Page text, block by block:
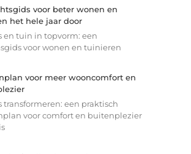
voor beter wonen en
het hele jaar door
en tuin in topvorm: een
voor wonen en tuinieren
voor meer wooncomfort en
transformeren: een praktisch
voor comfort en buitenplezier